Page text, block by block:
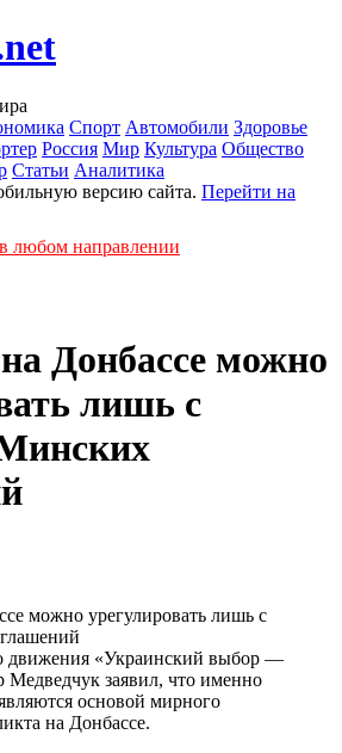
Спорт Автомобили Здоровье
Россия Мир Культура Общество
Статьи Аналитика
версию сайта. Перейти на
любом направлении
Донбассе можно
лишь с
движения «Украинский выбор —
Медведчук заявил, что именно
основой мирного
на Донбассе.